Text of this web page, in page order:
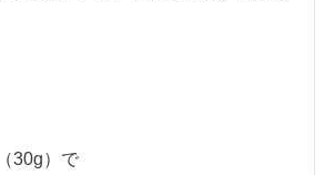
30g）で